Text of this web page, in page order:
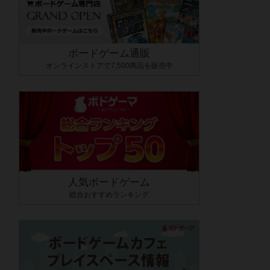
ボードゲーム通販
オンラインストアで7,500商品を販売中
人気ボードゲーム
総合おすすめランキング